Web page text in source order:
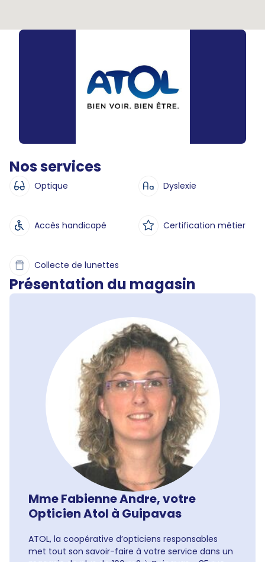
Nos services
Optique Dyslexie
Accès handicapé Certification métier
Collecte de lunettes
Présentation du magasin
Mme Fabienne Andre, votre
Opticien Atol à Guipavas
ATOL, la coopérative d’opticiens responsables
met tout son savoir-faire à votre service dans un